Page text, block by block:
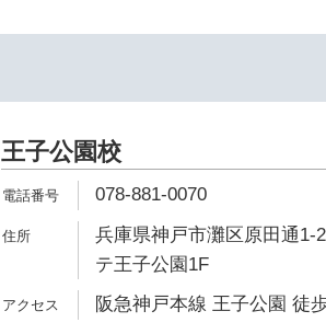
王子公園校
078-881-0070
兵庫県神戸市灘区原田通1-
テ王子公園1F
阪急神戸本線 王子公園 徒